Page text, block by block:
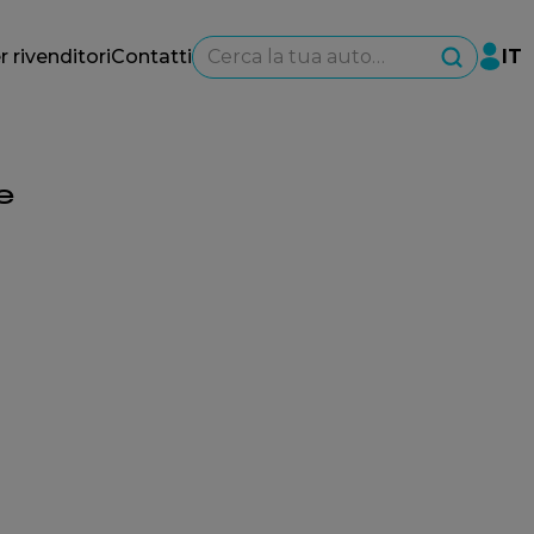
rivenditoriContatti Cerca la tua auto… IT